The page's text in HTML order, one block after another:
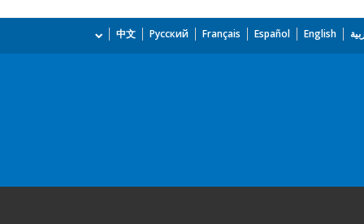
English
Español
Français
Русский
中文